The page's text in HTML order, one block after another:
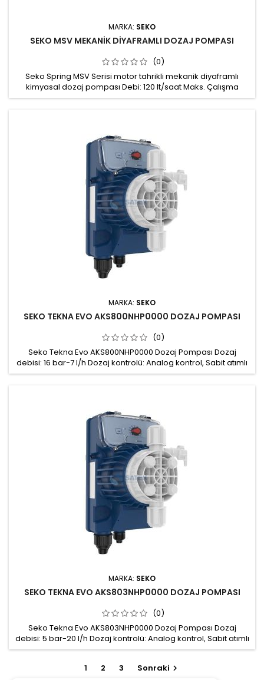
MARKA: SEKO
SEKO MSV MEKANİK DİYAFRAMLI DOZAJ POMPASI
(0)
Seko Spring MSV Serisi motor tahrikli mekanik diyaframlı
kimyasal dozaj pompası Debi: 120 lt/saat Maks. Çalışma
basıncı: 5 Bar Maks. 10 - 100 % arasında ayarlanabilir dozaj
MARKA: SEKO
SEKO TEKNA EVO AKS800NHP0000 DOZAJ POMPASI
(0)
Seko Tekna Evo AKS800NHP0000 Dozaj Pompası Dozaj
debisi: 16 bar-7 l/h Dozaj kontrolü: Analog kontrol, Sabit atımlı
dozaj, Potansiyometrik, Çift frekanslı dozaj ayarı: %100 ya da
kiti: Dahil,...
MARKA: SEKO
SEKO TEKNA EVO AKS803NHP0000 DOZAJ POMPASI
(0)
Seko Tekna Evo AKS803NHP0000 Dozaj Pompası Dozaj
debisi: 5 bar-20 l/h Dozaj kontrolü: Analog kontrol, Sabit atımlı
dozaj, Potansiyometrik, Çift frekanslı dozaj ayarı: %100 ya da
güçlendirilmiş PP, koruma derecesi IP65 Hava alma
1 2 3 Sonraki 